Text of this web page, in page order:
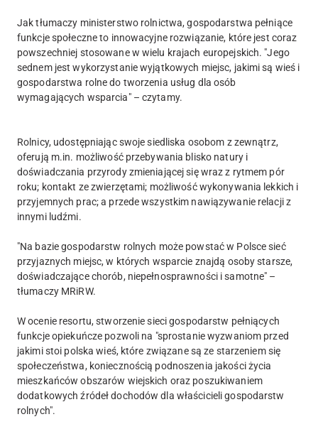
Jak tłumaczy ministerstwo rolnictwa, gospodarstwa pełniące
funkcje społeczne to innowacyjne rozwiązanie, które jest coraz
powszechniej stosowane w wielu krajach europejskich. "Jego
sednem jest wykorzystanie wyjątkowych miejsc, jakimi są wieś i
gospodarstwa rolne do tworzenia usług dla osób
wymagających wsparcia" – czytamy.
Rolnicy, udostępniając swoje siedliska osobom z zewnątrz,
oferują m.in. możliwość przebywania blisko natury i
doświadczania przyrody zmieniającej się wraz z rytmem pór
roku; kontakt ze zwierzętami; możliwość wykonywania lekkich i
przyjemnych prac; a przede wszystkim nawiązywanie relacji z
innymi ludźmi.
"Na bazie gospodarstw rolnych może powstać w Polsce sieć
przyjaznych miejsc, w których wsparcie znajdą osoby starsze,
doświadczające chorób, niepełnosprawności i samotne" –
tłumaczy MRiRW.
W ocenie resortu, stworzenie sieci gospodarstw pełniących
funkcje opiekuńcze pozwoli na "sprostanie wyzwaniom przed
jakimi stoi polska wieś, które związane są ze starzeniem się
społeczeństwa, koniecznością podnoszenia jakości życia
mieszkańców obszarów wiejskich oraz poszukiwaniem
dodatkowych źródeł dochodów dla właścicieli gospodarstw
rolnych".